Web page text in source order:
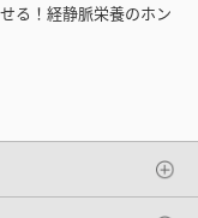
る！経静脈栄養のホン